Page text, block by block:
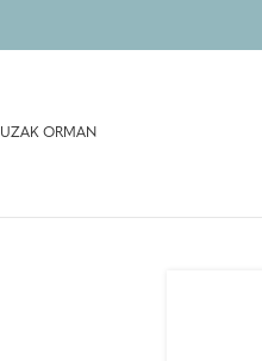
UZAK ORMAN